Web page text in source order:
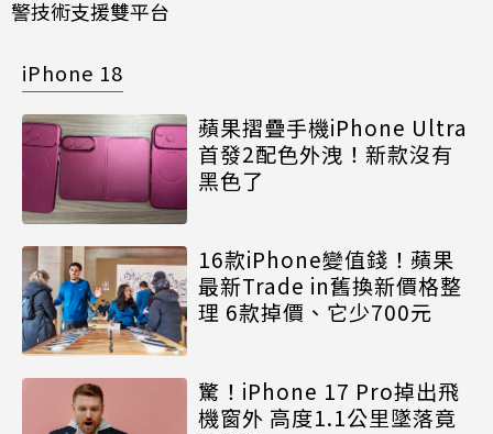
警技術支援雙平台
iPhone 18
蘋果摺疊手機iPhone Ultra
首發2配色外洩！新款沒有
黑色了
16款iPhone變值錢！蘋果
最新Trade in舊換新價格整
理 6款掉價、它少700元
驚！iPhone 17 Pro掉出飛
機窗外 高度1.1公里墜落竟